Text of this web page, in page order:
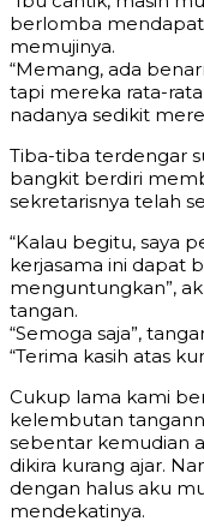
berlomba
memujinya.
“Memang, ada
tapi mereka rata-
nadanya sedikit
Tiba-tiba terdengar
bangkit berdiri
sekretarisnya telah
“Kalau begitu, saya
kerjasama ini dapat
menguntungkan”,
tangan.
“Semoga saja”,
“Terima kasih atas
Cukup lama kami
kelembutan
sebentar kemudian
dikira kurang ajar.
dengan halus aku
mendekatinya.